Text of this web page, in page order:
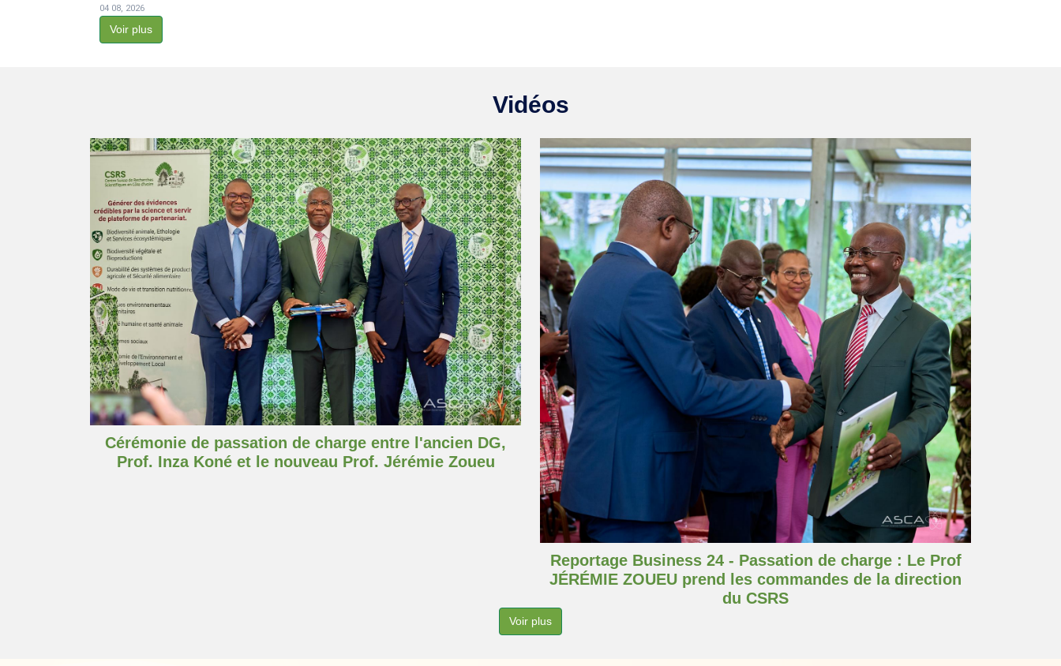
04 08, 2026
Voir plus
Vidéos
Cérémonie de passation de charge entre l'ancien DG,
Prof. Inza Koné et le nouveau Prof. Jérémie Zoueu
Reportage Business 24 - Passation de charge : Le Prof
JÉRÉMIE ZOUEU prend les commandes de la direction
du CSRS
Voir plus